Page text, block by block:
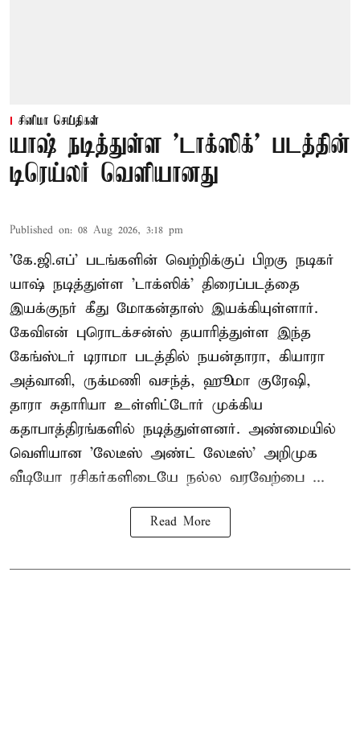
சினிமா செய்திகள்
யாஷ் நடித்துள்ள 'டாக்‌ஸிக்' படத்தின்
டிரெய்லர் வெளியானது
Published on: 08 Aug 2026, 3:18 pm
'கே.ஜி.எப்' படங்களின் வெற்றிக்குப் பிறகு நடிகர்
யாஷ் நடித்துள்ள 'டாக்ஸிக்' திரைப்படத்தை
இயக்குநர் கீது மோகன்தாஸ் இயக்கியுள்ளார்.
கேவிஎன் புரொடக்சன்ஸ் தயாரித்துள்ள இந்த
கேங்ஸ்டர் டிராமா படத்தில் நயன்தாரா, கியாரா
அத்வானி, ருக்மணி வசந்த், ஹூமா குரேஷி,
தாரா சுதாரியா உள்ளிட்டோர் முக்கிய
கதாபாத்திரங்களில் நடித்துள்ளனர். அண்மையில்
வெளியான 'லேடீஸ் அண்ட் லேடீஸ்' அறிமுக
வீடியோ ரசிகர்களிடையே நல்ல வரவேற்பை ...
Read More